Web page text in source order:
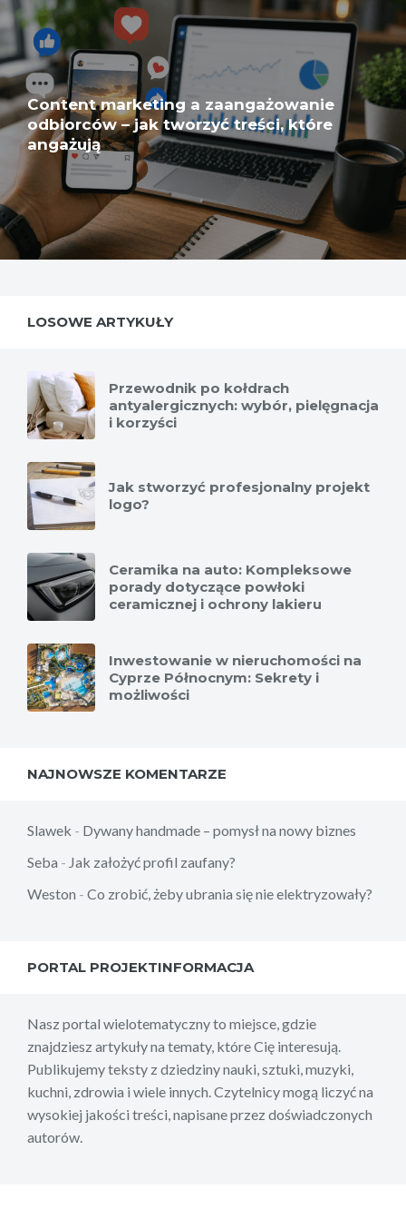
Content marketing a zaangażowanie
odbiorców – jak tworzyć treści, które
angażują
LOSOWE ARTYKUŁY
Przewodnik po kołdrach
antyalergicznych: wybór, pielęgnacja
i korzyści
Jak stworzyć profesjonalny projekt
logo?
Ceramika na auto: Kompleksowe
porady dotyczące powłoki
ceramicznej i ochrony lakieru
Inwestowanie w nieruchomości na
Cyprze Północnym: Sekrety i
możliwości
NAJNOWSZE KOMENTARZE
Slawek - Dywany handmade – pomysł na nowy biznes
Seba - Jak założyć profil zaufany?
Weston - Co zrobić, żeby ubrania się nie elektryzowały?
PORTAL PROJEKTINFORMACJA
Nasz portal wielotematyczny to miejsce, gdzie
znajdziesz artykuły na tematy, które Cię interesują.
Publikujemy teksty z dziedziny nauki, sztuki, muzyki,
kuchni, zdrowia i wiele innych. Czytelnicy mogą liczyć na
wysokiej jakości treści, napisane przez doświadczonych
autorów.